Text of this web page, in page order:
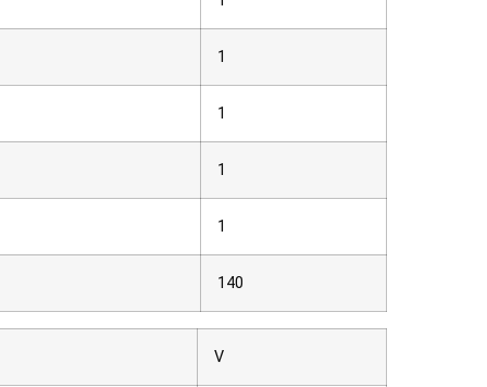
1
1
1
1
140
V